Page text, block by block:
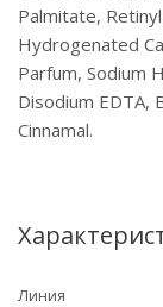
Palmitate,
Hydrogenated
Parfum, Sodium
Disodium EDTA,
Cinnamal.
Линия